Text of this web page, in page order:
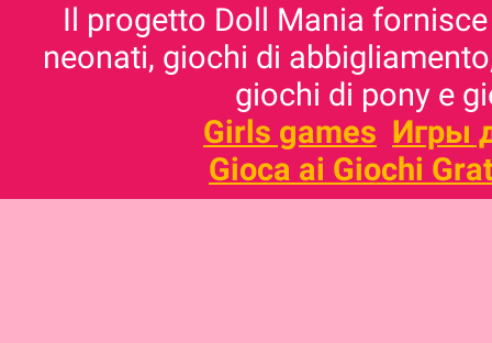
Il progetto Doll Mania
neonati, giochi di
giochi di pony e
Girls games Игры
Gioca ai Giochi